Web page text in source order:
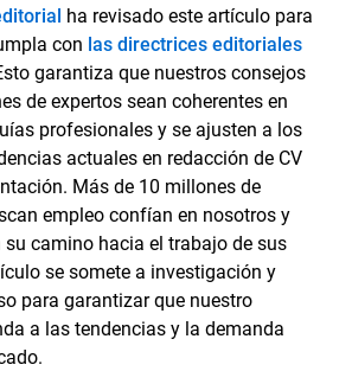
ha revisado este artículo para
con las directrices editoriales
garantiza que nuestros consejos
de expertos sean coherentes en
profesionales y se ajusten a los
actuales en redacción de CV
Más de 10 millones de
empleo confían en nosotros y
camino hacia el trabajo de sus
se somete a investigación y
para garantizar que nuestro
a las tendencias y la demanda